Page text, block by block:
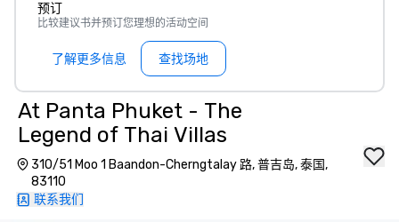
预订
比较建议书并预订您理想的活动空间
了解更多信息 查找场地
At Panta Phuket - The
Legend of Thai Villas
310/51 Moo 1 Baandon-Cherngtalay 路, 普吉岛, 泰国,
83110
联系我们